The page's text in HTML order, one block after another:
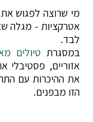
מי שרוצה לפגוש
אטרקציות - מגלה
לבד.
במסגרת טיולים
אזוריים, פסטיבלי
את ההיכרות עם
הזו מבפנים.